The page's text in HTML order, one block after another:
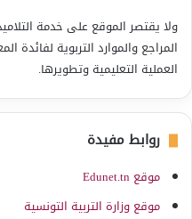
ولا يقتصر الموقع على خدمة
المراجع والموارد التربوية
العملية التعليمية وتطويرها.
روابط مفيدة
موقع Edunet.tn
موقع وزارة التربية التونسية